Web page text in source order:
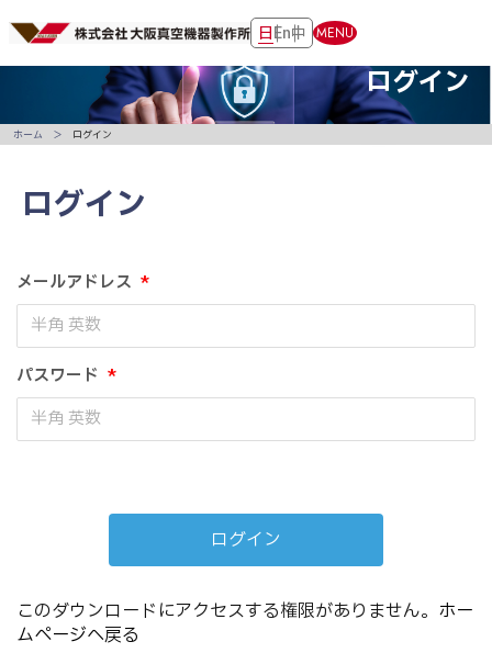
日En中 MENU
ログイン
ログイン
メールアドレス *
パスワード *
このダウンロードにアクセスする権限がありません。 ホー
ムページへ戻る
ホーム ログイン